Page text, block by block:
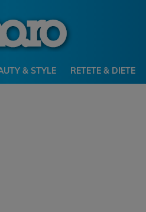
& STYLE RETETE & DIETE